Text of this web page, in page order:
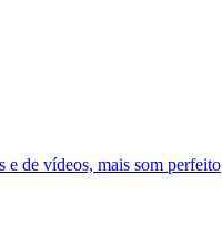
e de vídeos, mais som perfeito